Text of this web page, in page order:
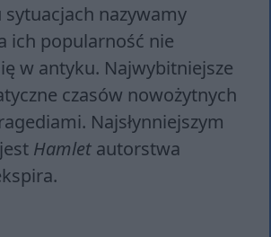
nazywamy
ich popularność nie
w antyku. Najwybitniejsze
czasów nowożytnych
Najsłynniejszym
Hamlet autorstwa